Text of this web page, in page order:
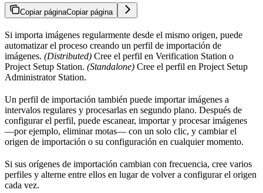
Copiar páginaCopiar página
Si importa imágenes regularmente desde el mismo origen, puede
automatizar el proceso creando un perfil de importación de
imágenes. (Distributed) Cree el perfil en Verification Station o
Project Setup Station. (Standalone) Cree el perfil en Project Setup
Administrator Station.
Un perfil de importación también puede importar imágenes a
intervalos regulares y procesarlas en segundo plano. Después de
configurar el perfil, puede escanear, importar y procesar imágenes
—por ejemplo, eliminar motas— con un solo clic, y cambiar el
origen de importación o su configuración en cualquier momento.
Si sus orígenes de importación cambian con frecuencia, cree varios
perfiles y alterne entre ellos en lugar de volver a configurar el origen
cada vez.